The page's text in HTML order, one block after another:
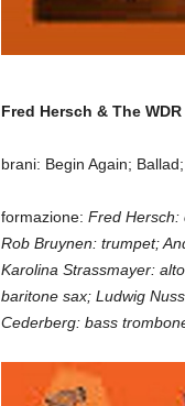
Fred Hersch & The
brani: Begin Again;
formazione: Fred Hersch:
Rob Bruynen: trumpet;
Karolina Strassmayer:
baritone sax; Ludwig
Cederberg: bass